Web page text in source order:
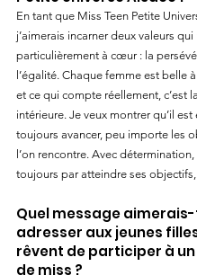
En tant que Miss Teen Petite
j’aimerais incarner deux valeurs
particulièrement à cœur : la
l’égalité. Chaque femme est belle à
et ce qui compte réellement, c’est
intérieure. Je veux montrer qu’il
toujours avancer, peu importe les
l’on rencontre. Avec
toujours par atteindre ses
Quel message
adresser aux jeunes
rêvent de participer à
de miss ?